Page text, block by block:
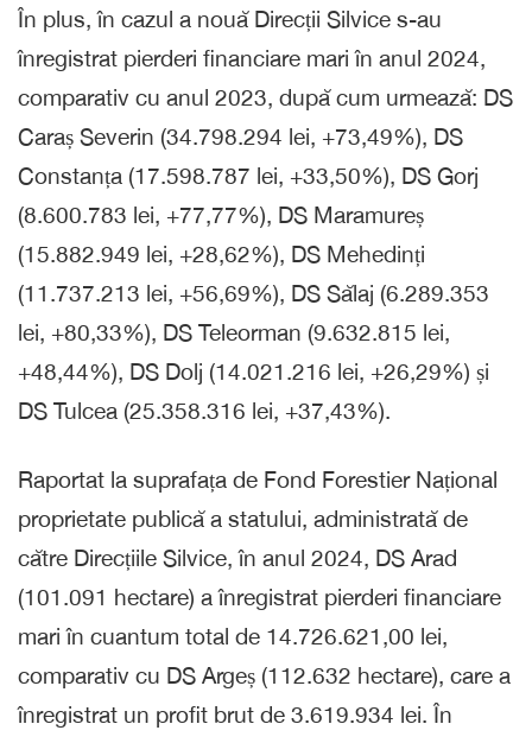
În plus, în cazul a nouă Direcții Silvice s-au
înregistrat pierderi financiare mari în anul 2024,
comparativ cu anul 2023, după cum urmează: DS
Caraș Severin (34.798.294 lei, +73,49%), DS
Constanța (17.598.787 lei, +33,50%), DS Gorj
(8.600.783 lei, +77,77%), DS Maramureș
(15.882.949 lei, +28,62%), DS Mehedinți
(11.737.213 lei, +56,69%), DS Sălaj (6.289.353
lei, +80,33%), DS Teleorman (9.632.815 lei,
+48,44%), DS Dolj (14.021.216 lei, +26,29%) și
DS Tulcea (25.358.316 lei, +37,43%).
Raportat la suprafața de Fond Forestier Național
proprietate publică a statului, administrată de
către Direcțiile Silvice, în anul 2024, DS Arad
(101.091 hectare) a înregistrat pierderi financiare
mari în cuantum total de 14.726.621,00 lei,
comparativ cu DS Argeș (112.632 hectare), care a
înregistrat un profit brut de 3.619.934 lei. În